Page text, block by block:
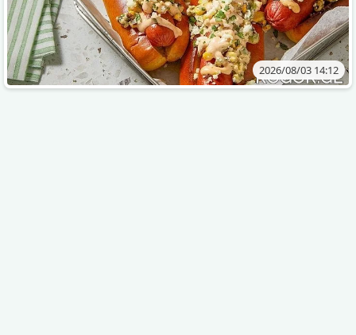
2026/08/03 14:12